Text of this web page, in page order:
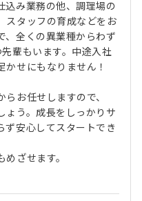
込み業務の他、調理場の
スタッフの育成などをお
、全くの異業種からわず
輩もいます。中途入社
せにもなりません！
お任せしますので、
ょう。成長をしっかりサ
ず安心してスタートでき
ざせます。